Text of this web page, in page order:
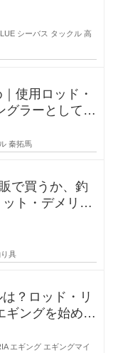
シーバス タックル 高
使用ロッド・
秦拓馬
で買うか、釣
ト・デメリッ
具
？ロッド・リ
エギング エギングマイ